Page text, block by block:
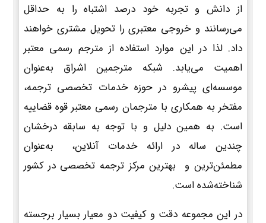
از دانش و تجربه خود درصد اشتباه را به حداقل
می‌رسانند و خروجی معتبری را تحویل مشتری خواهند
داد. لذا در این موارد استفاده از مترجم رسمی معتبر
اهمیت می‌یابد. شبکه مترجمین اشراق به‌عنوان
موسسه‌ای پیشرو در حوزه خدمات تخصصی ترجمه،
مفتخر به همکاری با مترجمان رسمی معتبر قوه قضاییه
است. به همین دلیل و با توجه به سابقه درخشان
چندین ساله در ارائه خدمات آنلاین، به‌عنوان
مطمئن‌ترین و بهترین مرکز ترجمه تخصصی در کشور
شناخته‌شده است.
در این مجموعه دقت و کیفیت دو معیار بسیار برجسته